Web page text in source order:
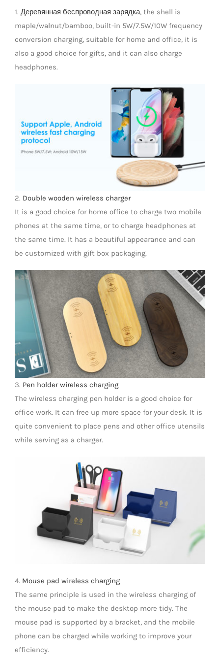
LED Lamp
1. Деревянная беспроводная зарядка, the shell is
maple/walnut/bamboo, built-in 5W/7.5W/10W frequency
conversion charging, suitable for home and office, it is
also a good choice for gifts, and it can also charge
headphones.
2. Double wooden wireless charger
It is a good choice for home office to charge two mobile
phones at the same time, or to charge headphones at
the same time. It has a beautiful appearance and can
be customized with gift box packaging.
3. Pen holder wireless charging
The wireless charging pen holder is a good choice for
office work. It can free up more space for your desk. It is
quite convenient to place pens and other office utensils
while serving as a charger.
4. Mouse pad wireless charging
The same principle is used in the wireless charging of
the mouse pad to make the desktop more tidy. The
mouse pad is supported by a bracket, and the mobile
phone can be charged while working to improve your
efficiency.